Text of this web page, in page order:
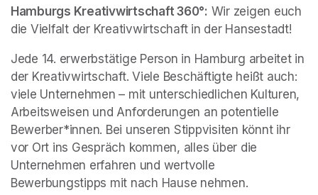
Hamburgs Kreativwirtschaft 360°: Wir zeigen euch
die Vielfalt der Kreativwirtschaft in der Hansestadt!
Jede 14. erwerbstätige Person in Hamburg arbeitet in
der Kreativwirtschaft. Viele Beschäftigte heißt auch:
viele Unternehmen – mit unterschiedlichen Kulturen,
Arbeitsweisen und Anforderungen an potentielle
Bewerber*innen. Bei unseren Stippvisiten könnt ihr
vor Ort ins Gespräch kommen, alles über die
Unternehmen erfahren und wertvolle
Bewerbungstipps mit nach Hause nehmen.